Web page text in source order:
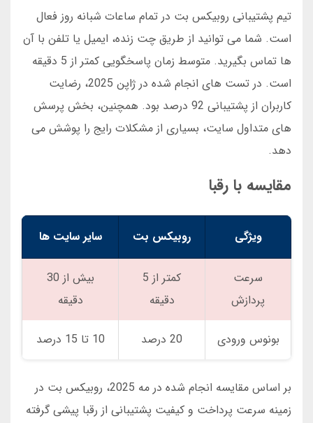
تیم پشتیبانی روبیکس بت در تمام ساعات شبانه روز فعال
است. شما می توانید از طریق چت زنده، ایمیل یا تلفن با آن
ها تماس بگیرید. متوسط زمان پاسخگویی کمتر از 5 دقیقه
است. در تست های انجام شده در ژاپن 2025، رضایت
کاربران از پشتیبانی 92 درصد بود. همچنین، بخش پرسش
های متداول سایت، بسیاری از مشکلات رایج را پوشش می
دهد.
مقایسه با رقبا
ویژگی روبیکس بت سایر سایت ها
سرعت
پردازش
کمتر از 5
دقیقه
بیش از 30
دقیقه
بونوس ورودی 20 درصد 10 تا 15 درصد
بر اساس مقایسه انجام شده در مه 2025، روبیکس بت در
زمینه سرعت پرداخت و کیفیت پشتیبانی از رقبا پیشی گرفته